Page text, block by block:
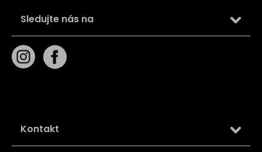
Sledujte nás na
Kontakt